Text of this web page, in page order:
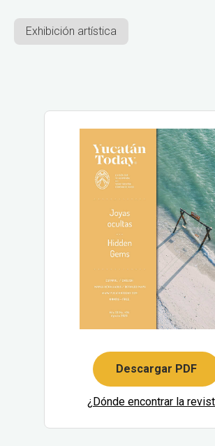
Exhibición artística
Descargar PDF
¿Dónde encontrar la